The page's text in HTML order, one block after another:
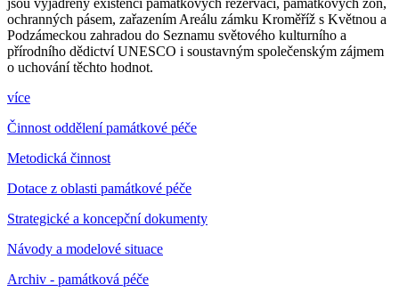
ochranných pásem, zařazením Areálu zámku Kroměříž s Květnou a
Podzámeckou zahradou do Seznamu světového kulturního a
přírodního dědictví UNESCO i soustavným společenským zájmem
o uchování těchto hodnot.
více
Činnost oddělení památkové péče
Metodická činnost
Dotace z oblasti památkové péče
Strategické a koncepční dokumenty
Návody a modelové situace
Archiv - památková péče